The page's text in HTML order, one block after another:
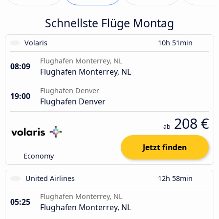
Schnellste Flüge Montag
Volaris 10h 51min
08:09
Flughafen Monterrey, NL
Flughafen Monterrey, NL
19:00
Flughafen Denver
Flughafen Denver
Economy
ab 208 €
Jetzt finden
United Airlines 12h 58min
05:25
Flughafen Monterrey, NL
Flughafen Monterrey, NL